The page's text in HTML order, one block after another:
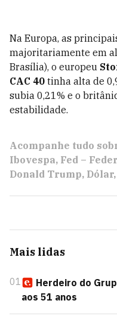
Na Europa, as
majoritariamente em
Brasília), o europeu
CAC 40 tinha alta de
subia 0,21% e o
estabilidade.
Acompanhe tudo
Ibovespa Fed –
Donald Trump Dólar
Mais lidas
01
Herdeiro do
aos 51 anos